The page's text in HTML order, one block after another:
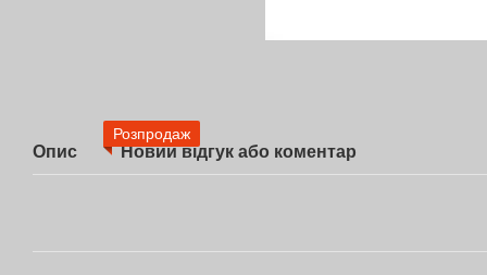
Розпродаж
Опис Новий відгук або коментар